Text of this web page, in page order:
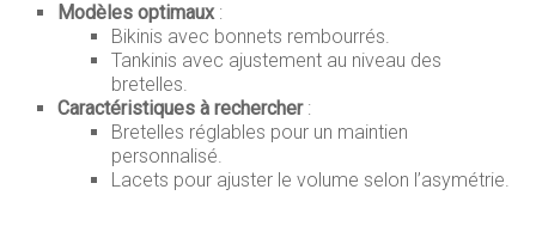
Modèles optimaux:
Bikinis avec bonnets rembourrés.
Tankinis avec ajustement au niveau des
bretelles.
Caractéristiques à rechercher:
Bretelles réglables pour un maintien
personnalisé.
Lacets pour ajuster le volume selon l’asymétrie.